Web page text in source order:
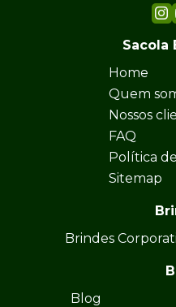
Sacola
Home
Quem
Nossos
FAQ
Política
Sitemap
Brindes
Blog